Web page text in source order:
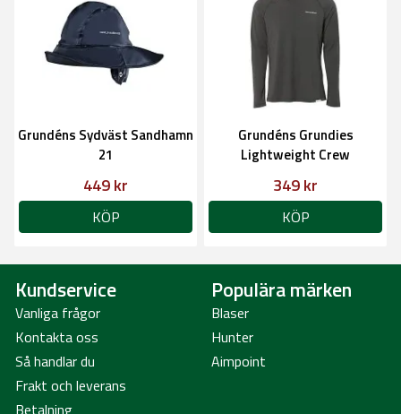
Grundéns Sydväst Sandhamn
21
449 kr
KÖP
Grundéns Grundies
Lightweight Crew
349 kr
KÖP
Kundservice
Vanliga frågor
Kontakta oss
Så handlar du
Frakt och leverans
Betalning
Populära märken
Blaser
Hunter
Aimpoint